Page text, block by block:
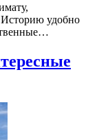
удобно